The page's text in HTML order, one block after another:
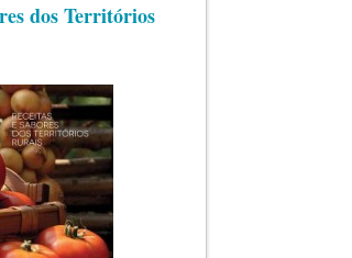
dos Territórios